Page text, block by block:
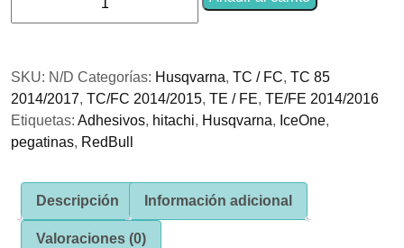
Pro
Azul
cantidad
SKU: N/D Categorías: Husqvarna, TC / FC, TC 85
2014/2017, TC/FC 2014/2015, TE / FE, TE/FE 2014/2016
Etiquetas: Adhesivos, hitachi, Husqvarna, IceOne,
pegatinas, RedBull
Descripción Información adicional
Valoraciones (0)
web.
Experiencia
Para que
nuestra web
funcione lo
mejor posible
visita. Si
rechaza estas
cookies,
algunas